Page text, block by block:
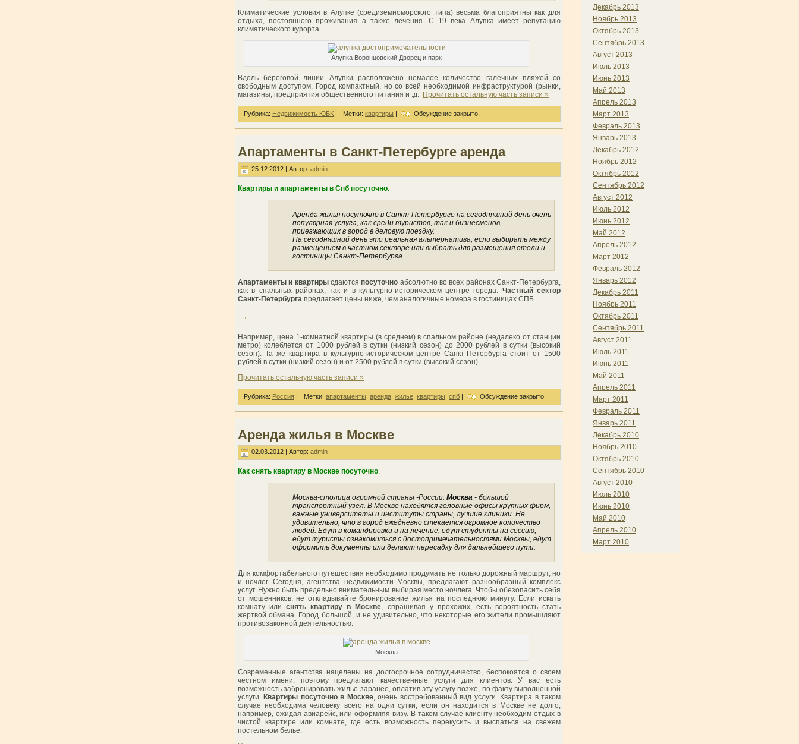
Климатические условия в Алупке (средиземноморского типа) весьма благоприятны как для
отдыха, постоянного проживания а также лечения. С 19 века Алупка имеет репутацию
климатического курорта.
Алупка Воронцовский Дворец и парк
Вдоль береговой линии Алупки расположено немалое количество галечных пляжей со
свободным доступом. Город компактный, но со всей необходимой инфраструктурой (рынки,
магазины, предприятия общественного питания и .д. Прочитать остальную часть записи »
Рубрика: Недвижимость ЮБК Метки: квартиры Обсуждение закрыто.
Апартаменты в Санкт-Петербурге аренда
25.12.2012 | Автор: admin
Квартиры и апартаменты в Спб посуточно.
Аренда жилья посуточно в Санкт-Петербурге на сегодняшний день очень
популярная услуга, как среди туристов, так и бизнесменов,
приезжающих в город в деловую поездку.
На сегодняшний день это реальная альтернатива, если выбирать между
размещением в частном секторе или выбрать для размещения отели и
гостиницы Санкт-Петербурга.
Апартаменты и квартирысдаютсяпосуточно абсолютно во всех районах Санкт-Петербурга,
как в спальных районах, так и в культурно-историческом центре города. Частный сектор
Санкт-Петербурга предлагает цены ниже, чем аналогичные номера в гостиницах СПБ.
Например, цена 1-комнатной квартиры (в среднем) в спальном районе (недалеко от станции
метро) колеблется от 1000 рублей в сутки (низкий сезон) до 2000 рублей в сутки (высокий
сезон). Та же квартира в культурно-историческом центре Санкт-Петербурга стоит от 1500
рублей в сутки (низкий сезон) и от 2500 рублей в сутки (высокий сезон).
Прочитать остальную часть записи »
Рубрика: Россия | Метки: апартаменты аренда жилье квартиры спб | Обсуждение закрыто.
Аренда жилья в Москве
02.03.2012 | Автор: admin
Как снять квартиру в Москве посуточно.
Москва-столица огромной страны -России. Москва - большой
транспортный узел. В Москве находятся головные офисы крупных фирм,
важные университеты и институты страны, лучшие клиники. Не
удивительно, что в город ежедневно стекается огромное количество
людей. Едут в командировки и на лечение, едут студенты на сессию,
едут туристы ознакомиться с достопримечательностями Москвы, едут
оформить документы или делают пересадку для дальнейшего пути.
Для комфортабельного путешествия необходимо продумать не только дорожный маршрут, но
и ночлег. Сегодня, агентства недвижимости Москвы, предлагают разнообразный комплекс
услуг. Нужно быть предельно внимательным выбирая место ночлега. Чтобы обезопасить себя
от мошенников, не откладывайте бронирование жилья на последнюю минуту. Если искать
комнату или снять квартиру в Москве, спрашивая у прохожих, есть вероятность стать
жертвой обмана. Город большой, и не удивительно, что некоторые его жители промышляют
противозаконной деятельностью.
Москва
Современные агентства нацелены на долгосрочное сотрудничество, беспокоятся о своем
честном имени, поэтому предлагают качественные услуги для клиентов. У вас есть
возможность забронировать жилье заранее, оплатив эту услугу позже, по факту выполненной
услуги. Квартиры посуточно в Москве, очень востребованный вид услуги. Квартира в таком
случае необходима человеку всего на одни сутки, если он находится в Москве не долго,
например, ожидая авиарейс, или оформляя визу. В таком случае клиенту необходим отдых в
чистой квартире или комнате, где есть возможность перекусить и выспаться на свежем
постельном белье.
Декабрь 2013
Ноябрь 2013
Октябрь 2013
Сентябрь 2013
Август 2013
Июль 2013
Июнь 2013
Май 2013
Апрель 2013
Март 2013
Февраль 2013
Январь 2013
Декабрь 2012
Ноябрь 2012
Октябрь 2012
Сентябрь 2012
Август 2012
Июль 2012
Июнь 2012
Май 2012
Апрель 2012
Март 2012
Февраль 2012
Январь 2012
Декабрь 2011
Ноябрь 2011
Октябрь 2011
Сентябрь 2011
Август 2011
Июль 2011
Июнь 2011
Май 2011
Апрель 2011
Март 2011
Февраль 2011
Январь 2011
Декабрь 2010
Ноябрь 2010
Октябрь 2010
Сентябрь 2010
Август 2010
Июль 2010
Июнь 2010
Май 2010
Апрель 2010
Март 2010